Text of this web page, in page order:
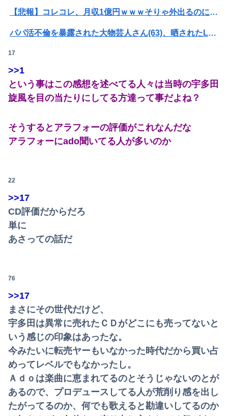
【悲報】コレコレ、月収1億円ｗｗｗそりゃ外出るのにボディガードつけるわ…
パパ活不倫を暴露された大物芸人さん(63)、晒されたLINEが面白すぎるｗｗｗｗｗｗｗｗｗ(画像ｱﾘ)
佐久間宣行『（井上和に対して）あの子売れますよ』
【画像】いい天気だから高ボッチに行って来たった
私「血まみれで何してるんですか！？」婆さん「腕が抜けないのよ…助けて！」→帰宅したら玄関前がとんでもない修羅場になっていて…
【悲報】熊本県知事、報道陣土足取材にマジギレ「遺族や被災者から強い不満でてる！」 → 記者「例えば？」 → 知事、怒り通り越して呆れてしまう …...
【悲報】大学生の頃に出会った小学生と結婚した男、めちゃくちゃ炎上してしまうwwwwwwwww
17
>>1
という事はこの感想を述べてる人々は当時の宇多田
旋風を目の当たりにしてる方達って事だよね？
そうするとアラフォーの評価がこれなんだな
アラフォーにado聞いてる人が多いのか
22
>>17
CD評価だからだろ
単に
あさっての話だ
76
>>17
まさにその世代だけど、
宇多田は異常に売れたＣＤがどこにも売ってないと
いう感じの印象はあったな。
今みたいに転売ヤーもいなかった時代だから買い占
めってレベルでもなかったし。
Ａｄｏは楽曲に恵まれてるのとそうじゃないのとが
あるので、プロデュースしてる人が荒削り感を出し
たがってるのか、何でも歌えると勘違いしてるのか